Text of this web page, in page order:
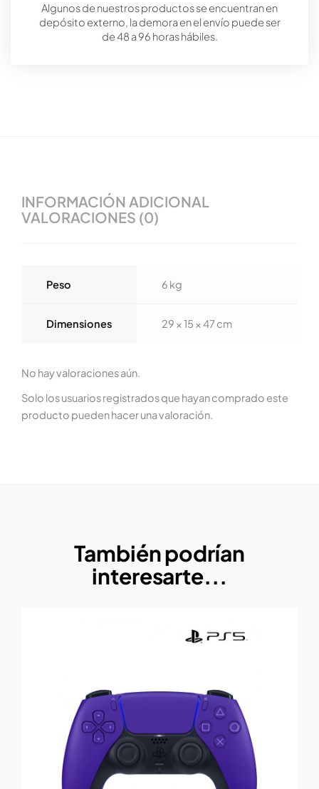
Algunos de nuestros productos se encuentran en
depósito externo, la demora en el envío puede ser
de 48 a 96 horas hábiles.
INFORMACIÓN ADICIONAL
VALORACIONES (0)
Peso 6 kg
Dimensiones 29 × 15 × 47 cm
No hay valoraciones aún.
Solo los usuarios registrados que hayan comprado este
producto pueden hacer una valoración.
También podrían
interesarte...